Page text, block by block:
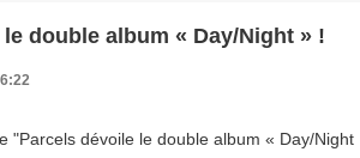
double album « Day/Night » !